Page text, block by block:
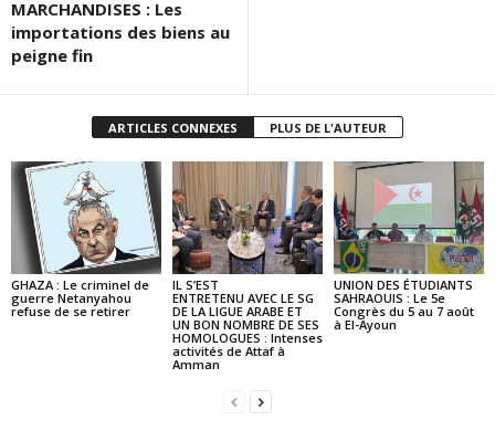
MARCHANDISES : Les
importations des biens au
peigne fin
ARTICLES CONNEXES PLUS DE L'AUTEUR
GHAZA : Le criminel de
guerre Netanyahou
refuse de se retirer
IL S’EST
ENTRETENU AVEC LE SG
DE LA LIGUE ARABE ET
UN BON NOMBRE DE SES
HOMOLOGUES : Intenses
activités de Attaf à
Amman
UNION DES ÉTUDIANTS
SAHRAOUIS : Le 5e
Congrès du 5 au 7 août
à El-Ayoun